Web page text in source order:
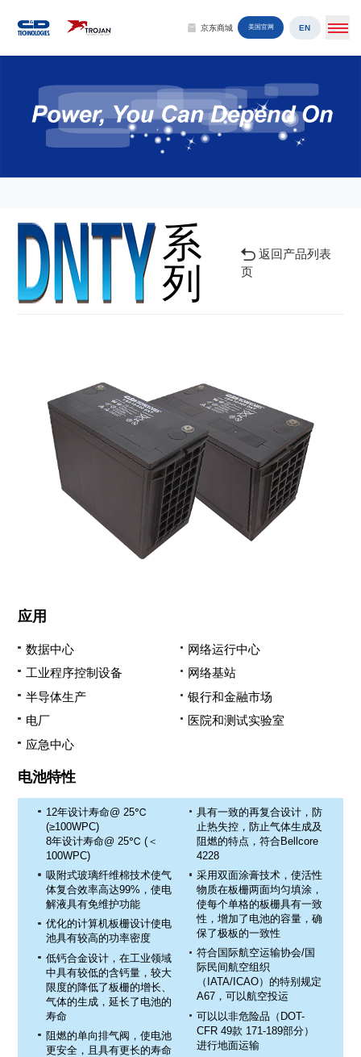
京东商城 美国官网 EN
系
列
返回产品列表
页
应用
数据中心
网络运行中心
工业程序控制设备
网络基站
半导体生产
银行和金融市场
电厂
医院和测试实验室
应急中心
电池特性
12年设计寿命@ 25℃
(≥100WPC)
8年设计寿命@ 25℃ (＜
100WPC)
吸附式玻璃纤维棉技术使气
体复合效率高达99%，使电
解液具有免维护功能
优化的计算机板栅设计使电
池具有较高的功率密度
低钙合金设计，在工业领域
中具有较低的含钙量，较大
限度的降低了板栅的增长、
气体的生成，延长了电池的
寿命
阻燃的单向排气阀，使电池
更安全，且具有更长的寿命
具有一致的再复合设计，防
止热失控，防止气体生成及
阻燃的特点，符合Bellcore
4228
采用双面涂膏技术，使活性
物质在板栅两面均匀填涂，
使每个单格的板栅具有一致
性，增加了电池的容量，确
保了极板的一致性
符合国际航空运输协会/国
际民间航空组织
（IATA/ICAO）的特别规定
A67，可以航空投运
可以以非危险品（DOT-
CFR 49款 171-189部分）
进行地面运输